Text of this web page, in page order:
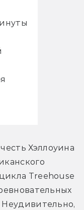
Хэллоуина
Treehouse
Неудивительно,